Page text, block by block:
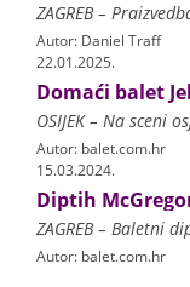
Autor: Daniel Traff
22.01.2025.
Domaći balet
Autor: balet.com.hr
15.03.2024.
Diptih
Autor: balet.com.hr